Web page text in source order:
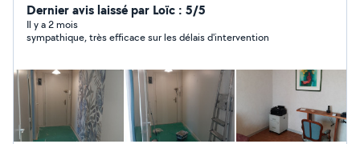
portes. -parquet et carrelage. -conseils en architecture
d'intérieure ( agencement, aménagement...). -
intervention sur les petits soucis d'un espace de vie (
murs : cadres ,triangles ...).
Dernier avis laissé par Loïc : 5/5
Il y a 2 mois
sympathique, très efficace sur les délais d'intervention